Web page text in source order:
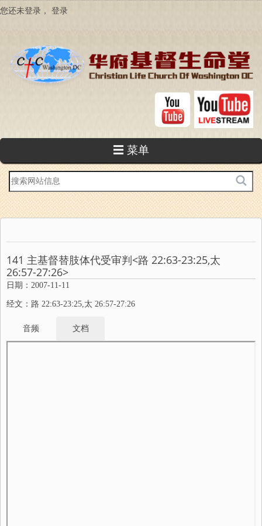
跳
您还未登录， 登录
☰ 菜单
站
内
搜
索
141 主基督替肢体代受审判<路 22:63-23:25,太
26:57-27:26>
日期：2007-11-11
经文：路 22:63-23:25,太 26:57-27:26
音频 文档